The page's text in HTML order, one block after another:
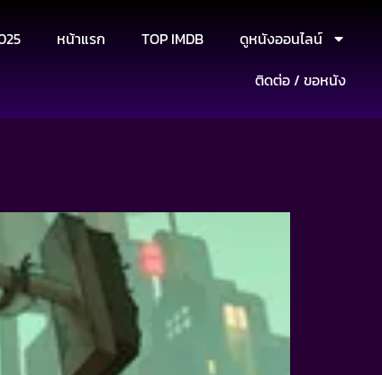
หน้าแรก TOP IMDB
ดูหนังออนไลน์
ติดต่อ / ขอหนัง